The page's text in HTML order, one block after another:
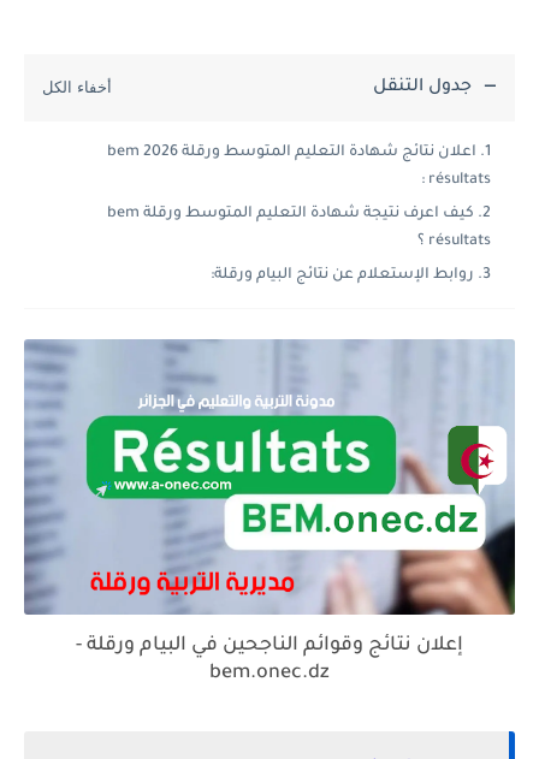
جدول التنقل
اعلان نتائج شهادة التعليم المتوسط ورقلة 2026 bem
résultats :
كيف اعرف نتيجة شهادة التعليم المتوسط ورقلة bem
résultats ؟
روابط الإستعلام عن نتائج البيام ورقلة:
إعلان نتائج وقوائم الناجحين في البيام ورقلة -
bem.onec.dz